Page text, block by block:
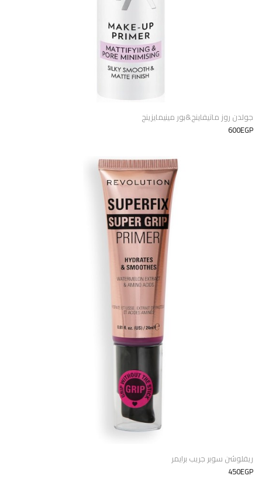
جولدن روز ماتيفاينج&بور مينيمايزينج
600EGP
ريفلوشن سوبر جريب برايمر
450EGP